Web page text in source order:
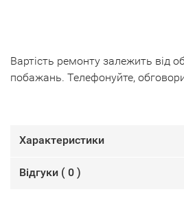
Вартість ремонту залежить від
побажань. Телефонуйте,
Характеристики
Відгуки ( 0 )